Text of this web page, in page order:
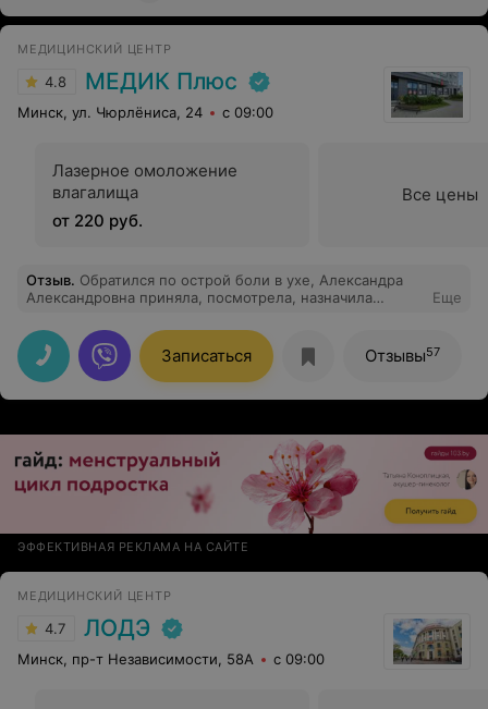
МЕДИЦИНСКИЙ ЦЕНТР
4.8 МЕДИК Плюс
Минск, ул. Чюрлёниса, 24 с 09:00
Лазерное омоложение
влагалища
от 220 руб.
Все цены
Отзыв. Обратился по острой боли в ухе, Александра
Александровна приняла, посмотрела, назначила
оборудование, приятный персонал в общении.
Еще
Записаться Отзывы57
ЭФФЕКТИВНАЯ РЕКЛАМА НА САЙТЕ
МЕДИЦИНСКИЙ ЦЕНТР
4.7 ЛОДЭ
Минск, пр-т Независимости, 58А с 09:00